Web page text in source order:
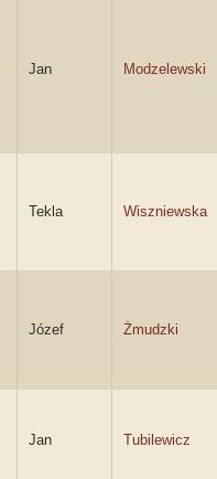
Jan Modzelewski
Tekla Wiszniewska
Józef Żmudzki
Jan Tubilewicz